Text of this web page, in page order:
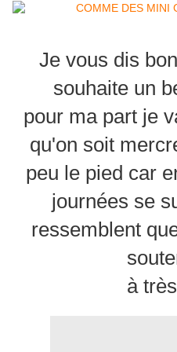
Je vous dis
souhaite un
pour ma part je
qu'on soit
peu le pied car
journées se
ressemblent
à